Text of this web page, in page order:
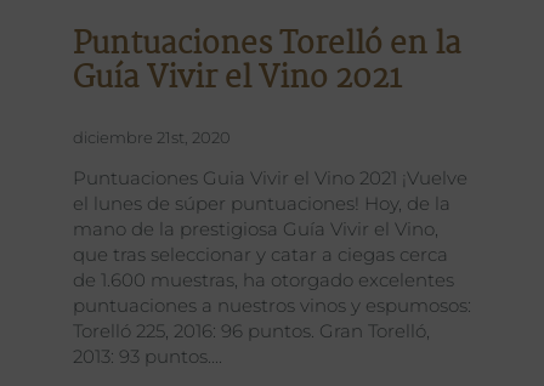
Puntuaciones Torelló en la
Guía Vivir el Vino 2021
diciembre 21st, 2020
Puntuaciones Guia Vivir el Vino 2021 ¡Vuelve
el lunes de súper puntuaciones! Hoy, de la
mano de la prestigiosa Guía Vivir el Vino,
que tras seleccionar y catar a ciegas cerca
de 1.600 muestras, ha otorgado excelentes
puntuaciones a nuestros vinos y espumosos:
Torelló 225, 2016: 96 puntos. Gran Torelló,
2013: 93 puntos.